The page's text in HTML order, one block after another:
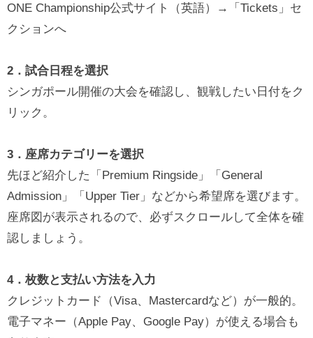
ONE Championship公式サイト（英語）→「Tickets」セ
クションへ
2．試合日程を選択
シンガポール開催の大会を確認し、観戦したい日付をク
リック。
3．座席カテゴリーを選択
先ほど紹介した「Premium Ringside」「General
Admission」「Upper Tier」などから希望席を選びます。
座席図が表示されるので、必ずスクロールして全体を確
認しましょう。
4．枚数と支払い方法を入力
クレジットカード（Visa、Mastercardなど）が一般的。
電子マネー（Apple Pay、Google Pay）が使える場合も